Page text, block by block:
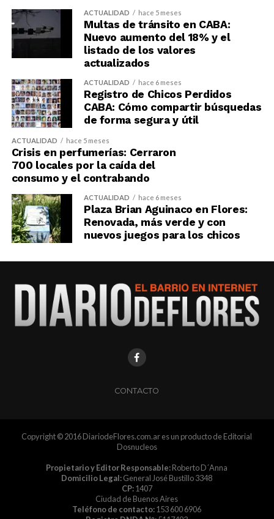
ACTUALIDAD hace 5 meses
Multas de tránsito en CABA:
Nuevo aumento del 18% y el
listado de los valores
actualizados
ACTUALIDAD hace 6 meses
Registro de Chicos Perdidos
CABA: Cómo compartir búsquedas
de forma segura y útil
ACTUALIDAD hace 5 meses
Crisis en perfumerías: Cerraron
700 locales por la caída del
consumo y el contrabando
ACTUALIDAD hace 6 meses
Plaza Brian Aguinaco en Flores:
Renovada, más verde y con
nuevos juegos para los chicos
CONTACTO
Copyright © 2016 DiariodeFlores.com.ar es un producto de Editorial
Dosnucleos
Propietario y Editor Responsable:Roberto D´Anna
Domicilio Legal:General José Bustillo 3348
CP:1407
Ciudad de Buenos Aires
Teléfono de contacto:153 600 6906